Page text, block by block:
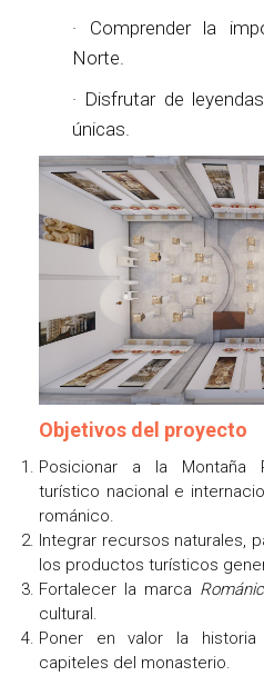
· Comprender la
Norte.
· Disfrutar de
únicas.
Objetivos del proyecto
Posicionar a la Montaña
turístico nacional e
románico.
Integrar recursos naturales,
los productos turísticos
Fortalecer la marca
cultural.
Poner en valor la
capiteles del monasterio.